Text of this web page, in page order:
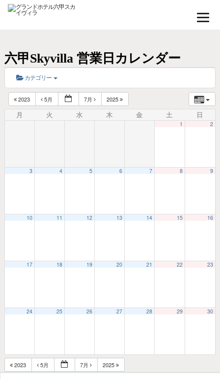
六甲Skyvilla 営業日カレンダー
カテゴリー
2023 5月 7月 2025
月 火 水 木 金 土 日
1 2
3 4 5 6 7 8 9
10 11 12 13 14 15 16
17 18 19 20 21 22 23
24 25 26 27 28 29 30
2023 5月 7月 2025